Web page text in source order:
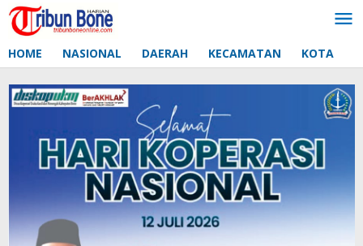
Lewati
ke
HOME NASIONAL DAERAH KECAMATAN KOTA